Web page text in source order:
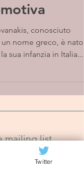
conosciuto
nome greco, è nato
sua infanzia in Italia....
mailing list
Twitter